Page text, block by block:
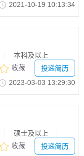
2021-10-1910:13:34
本科及以上
收藏
投递简历
2023-03-0313:29:30
硕士及以上
收藏
投递简历